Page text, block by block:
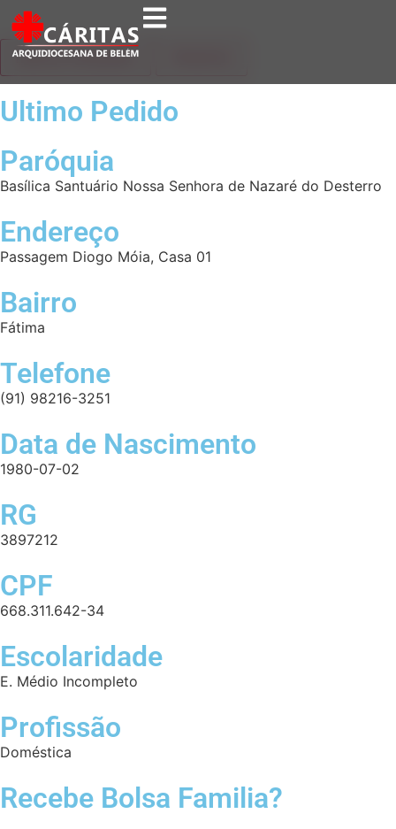
DADOS PESSOAIS
Ultimo Pedido
Paróquia
Basílica Santuário Nossa Senhora de Nazaré do Desterro
Endereço
Passagem Diogo Móia, Casa 01
Bairro
Fátima
Telefone
(91) 98216-3251
Data de Nascimento
1980-07-02
RG
3897212
CPF
668.311.642-34
Escolaridade
E. Médio Incompleto
Profissão
Doméstica
Recebe Bolsa Familia?